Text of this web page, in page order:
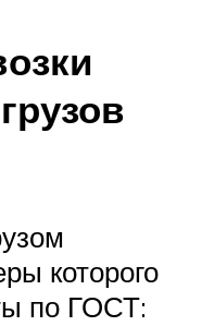
которого
по ГОСТ: